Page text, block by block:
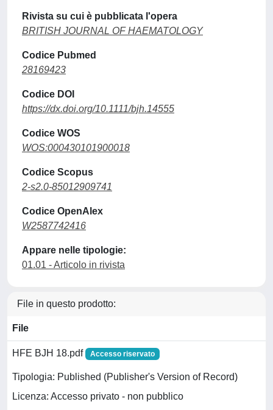
Rivista su cui è pubblicata l'opera
BRITISH JOURNAL OF HAEMATOLOGY
Codice Pubmed
28169423
Codice DOI
https://dx.doi.org/10.1111/bjh.14555
Codice WOS
WOS:000430101900018
Codice Scopus
2-s2.0-85012909741
Codice OpenAlex
W2587742416
Appare nelle tipologie:
01.01 - Articolo in rivista
File in questo prodotto:
File
HFE BJH 18.pdf Accesso riservato
Tipologia: Published (Publisher's Version of Record)
Licenza: Accesso privato - non pubblico